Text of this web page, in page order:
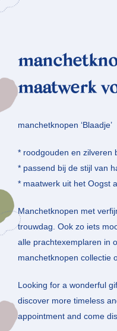
maatwerk
manchetknopen ‘Blaadje’
* roodgouden en zilveren
* passend bij de stijl van
* maatwerk uit het Oogst
Manchetknopen met
trouwdag. Ook zo iets
alle prachtexemplaren in
manchetknopen collectie
Looking for a wonderful
discover more timeless
appointment and come